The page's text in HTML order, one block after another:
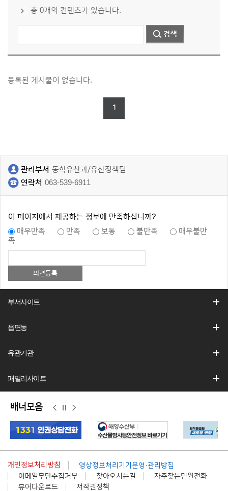
총 0개의 컨텐츠가 있습니다.
등록된 게시물이 없습니다.
1
관리부서 동학유산과/유산정책팀
연락처 063-539-6911
이 페이지에서 제공하는 정보에 만족하십니까?
매우만족
만족 보통 불만족
매우불만
족
부서사이트
읍면동
유관기관
패밀리사이트
배너모음
이
전
정
지
다
음
개인정보처리방침
영상정보처리기기운영·관리방침
이메일무단수집거부
찾아오시는길
자주찾는민원전화
뷰어다운로드
저작권정책